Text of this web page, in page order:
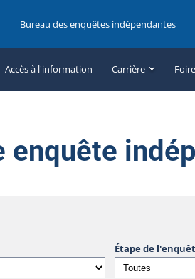
Bureau des enquêtes indépendantes
Accès à l'information Carrière
enquête
Étape de